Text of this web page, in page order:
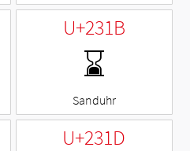
U+231B
⌛
Sanduhr
U+231D